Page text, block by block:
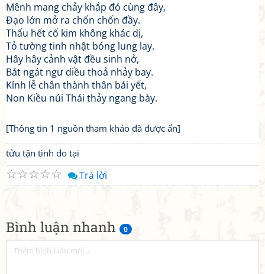
Bình luận nhanh 0
Mênh mang chảy khắp đó cùng đây,
Đạo lớn mở ra chốn chốn đầy.
Thấu hết cổ kim không khác dị,
Tỏ tường tinh nhật bóng lung lay.
Hây hây cảnh vật đều sinh nở,
Bát ngát ngư diều thoả nhảy bay.
Kính lễ chân thành thân bái yết,
Non Kiều núi Thái thảy ngang bày.
[Thông tin 1 nguồn tham khảo đã được ẩn]
tửu tận tình do tại
☆
☆
☆
☆
☆ Trả lời